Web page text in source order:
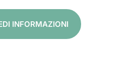
INFORMAZIONI